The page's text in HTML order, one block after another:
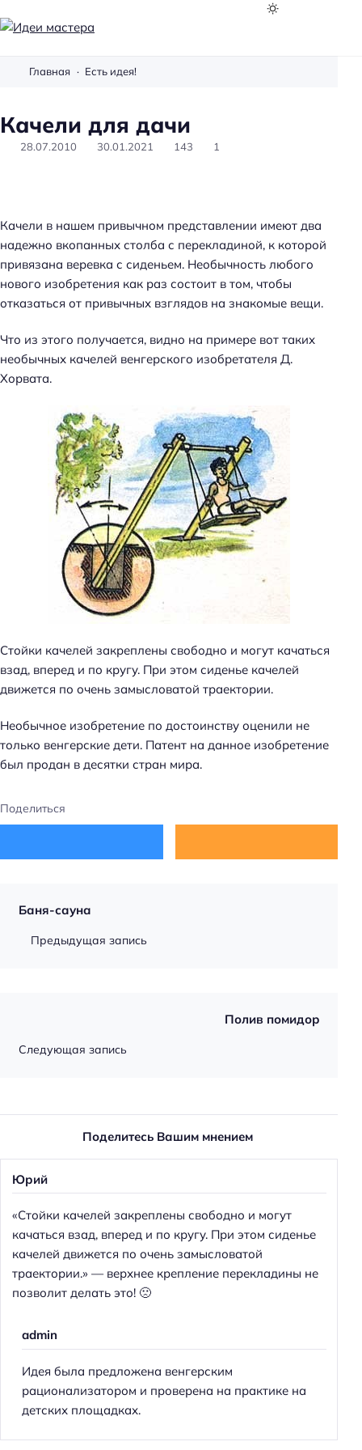
м
р
а
Главная Есть идея!
Качели для дачи
28.07.2010 30.01.2021 143 1
Качели в нашем привычном представлении имеют два
надежно вкопанных столба с перекладиной, к которой
привязана веревка с сиденьем. Необычность любого
нового изобретения как раз состоит в том, чтобы
отказаться от привычных взглядов на знакомые вещи.
Что из этого получается, видно на примере вот таких
необычных качелей венгерского изобретателя Д.
Хорвата.
Стойки качелей закреплены свободно и могут качаться
взад, вперед и по кругу. При этом сиденье качелей
движется по очень замысловатой траектории.
Необычное изобретение по достоинству оценили не
только венгерские дети. Патент на данное изобретение
был продан в десятки стран мира.
Поделиться
Баня-сауна
Предыдущая запись
Полив помидор
Следующая запись
Поделитесь Вашим мнением
Юрий
«Стойки качелей закреплены свободно и могут
качаться взад, вперед и по кругу. При этом сиденье
качелей движется по очень замысловатой
траектории.» — верхнее крепление перекладины не
позволит делать это! 🙁
admin
Идея была предложена венгерским
рационализатором и проверена на практике на
детских площадках.